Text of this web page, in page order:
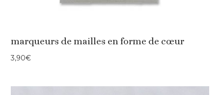
marqueurs de mailles en forme de cœur
3,90€